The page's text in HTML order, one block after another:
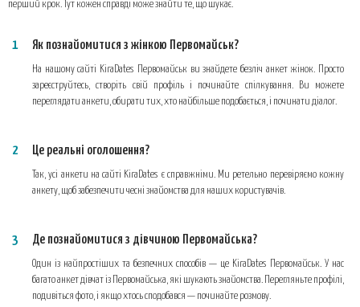
перший крок. Тут кожен справді може знайти те, що шукає.
Як познайомитися з жінкою Первомайськ?
На нашому сайті KiraDates Первомайськ ви знайдете безліч анкет жінок. Просто
зареєструйтесь, створіть свій профіль і починайте спілкування. Ви можете
переглядати анкети, обирати тих, хто найбільше подобається, і починати діалог.
Це реальні оголошення?
Так, усі анкети на сайті KiraDates є справжніми. Ми ретельно перевіряємо кожну
анкету, щоб забезпечити чесні знайомства для наших користувачів.
Де познайомитися з дівчиною Первомайська?
Один із найпростіших та безпечних способів — це KiraDates Первомайськ. У нас
багато анкет дівчат із Первомайська, які шукають знайомства. Перегляньте профілі,
подивіться фото, і якщо хтось сподобався — починайте розмову.